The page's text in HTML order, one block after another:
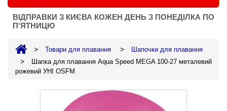
ВІДПРАВКИ З КИЄВА КОЖЕН ДЕНЬ З ПОНЕДІЛКА ПО
П'ЯТНИЦЮ
> Товари для плавання > Шапочки для плавання
>
Шапка для плавання Aqua Speed MEGA 100-27 металевий
рожевий УНІ OSFM